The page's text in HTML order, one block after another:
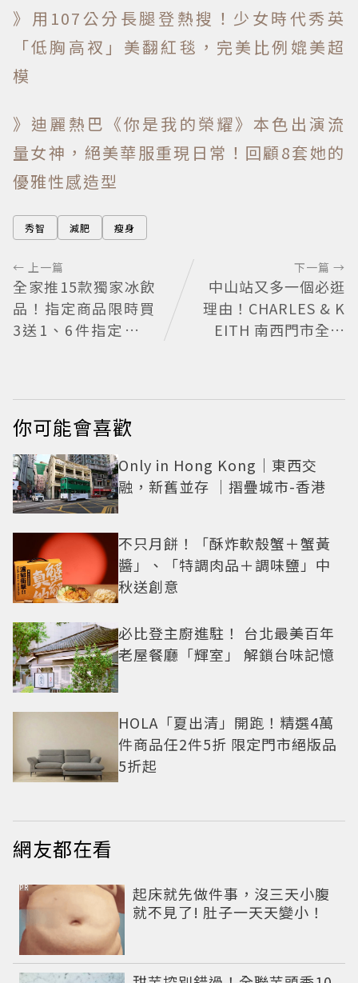
》用107公分長腿登熱搜！少女時代秀英
「低胸高衩」美翻紅毯，完美比例媲美超
模
》迪麗熱巴《你是我的榮耀》本色出演流
量女神，絕美華服重現日常！回顧8套她的
優雅性感造型
秀智 減肥 瘦身
← 上一篇
全家推15款獨家冰飲
品！指定商品限時買
3送1、6件指定飲料
下一篇 →
中山站又多一個必逛
理由！CHARLES & K
EITH 南西門市全新
時尚
你可能會喜歡
Only in Hong Kong｜東西交
融，新舊並存 ｜摺疊城市-香港
不只月餅！「酥炸軟殼蟹＋蟹黃
醬」、「特調肉品＋調味鹽」中
秋送創意
必比登主廚進駐！ 台北最美百年
老屋餐廳「輝室」 解鎖台味記憶
HOLA「夏出清」開跑！精選4萬
件商品任2件5折 限定門市絕版品
5折起
網友都在看
起床就先做件事，沒三天小腹
就不見了! 肚子一天天變小！
PR